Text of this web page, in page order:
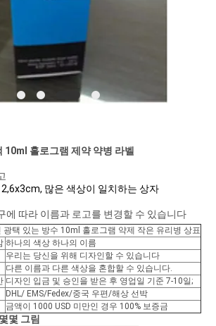
홀로그램 제약 약병 라벨
많은 색상이 일치하는 상자
에 따라 이름과 로고를 변경할 수 있습니다
광택 있는 방수 10ml 홀로그램 약제 작은 유리병 상표
하나의 색상 하나의 이름
우리는 당신을 위해 디자인할 수 있습니다
다른 이름과 다른 색상을 혼합할 수 있습니다.
디자인 입금 및 승인을 받은 후 영업일 기준 7-10일;
DHL/ EMS/Fedex/중국 우편/해상 선박
금액이 1000 USD 미만인 경우 100% 보증금
몇 그림